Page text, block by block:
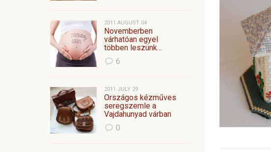
2011 AUGUST 04
Novemberben
várhatóan egyel
többen leszünk…
6
2011 JULY 29
Országos kézműves
seregszemle a
Vajdahunyad várban
0